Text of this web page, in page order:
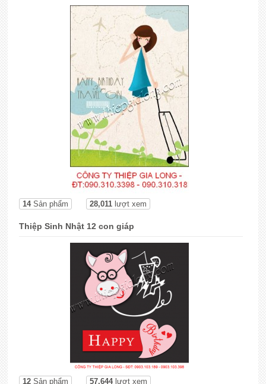
14Sản phẩm 28,011lượt xem
Thiệp Sinh Nhật 12 con giáp
12Sản phẩm 57,644lượt xem